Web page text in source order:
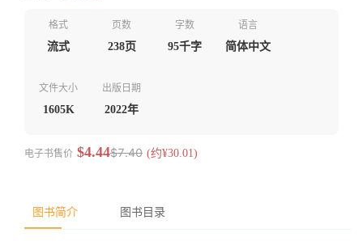
格式
流式
页数
238页
字数
95千字
语言
简体中文
文件大小
1605K
出版日期
2022年
电子书售价 $4.44$7.40 (约¥30.01)
图书简介 图书目录